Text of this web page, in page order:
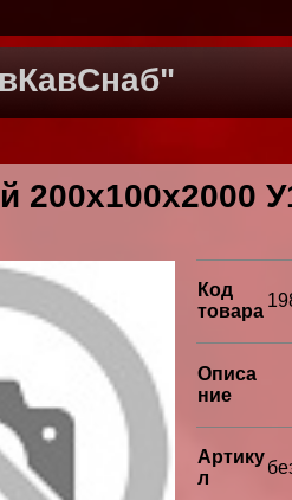
200х100х2000
Код
товара
Описа
ние
Артику
л